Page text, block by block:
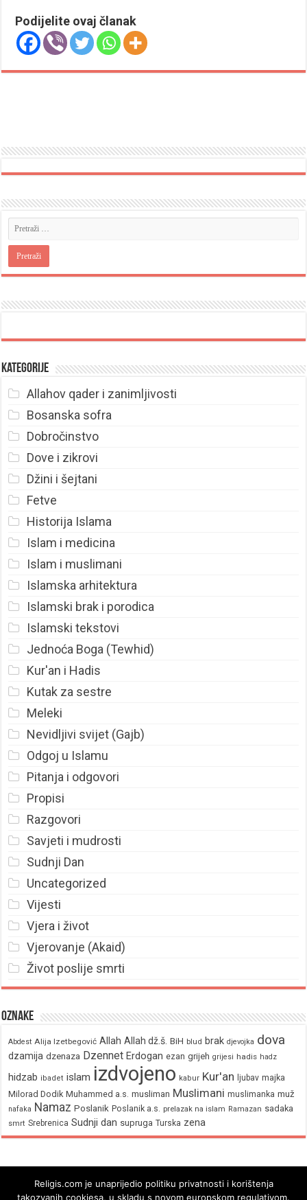
Podijelite ovaj članak
Kategorije
Allahov qader i zanimljivosti
Bosanska sofra
Dobročinstvo
Dove i zikrovi
Džini i šejtani
Fetve
Historija Islama
Islam i medicina
Islam i muslimani
Islamska arhitektura
Islamski brak i porodica
Islamski tekstovi
Jednoća Boga (Tewhid)
Kur'an i Hadis
Kutak za sestre
Meleki
Nevidljivi svijet (Gajb)
Odgoj u Islamu
Pitanja i odgovori
Propisi
Razgovori
Savjeti i mudrosti
Sudnji Dan
Uncategorized
Vijesti
Vjera i život
Vjerovanje (Akaid)
Život poslije smrti
Oznake
Abdest Alija Izetbegović Allah Allah dž.š. BiH blud brak djevojka dova
dzamija dzenaza Dzennet Erdogan ezan grijeh grijesi hadis hadz
hidzab ibadet islam izdvojeno kabur Kur'an ljubav majka
Milorad Dodik Muhammed a.s. musliman Muslimani muslimanka muž
nafaka Namaz Poslanik Poslanik a.s. prelazak na islam Ramazan sadaka
smrt Srebrenica Sudnji dan supruga Turska zena
Religis.com je unaprijedio politiku privatnosti i korištenja
takozvanih cookiesa, u skladu s novom europskom regulativom.